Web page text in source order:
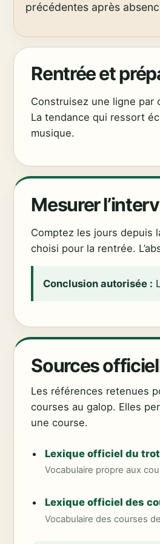
précédentes après
Rentrée et
Construisez une ligne
La tendance qui ressort
musique.
Mesurer
Comptez les jours depuis
choisi pour la rentrée.
Conclusion autorisée :
Sources
Les références retenues
courses au galop. Elles
une course.
Lexique officiel du trot
Vocabulaire propre aux
Lexique officiel des
Vocabulaire des courses